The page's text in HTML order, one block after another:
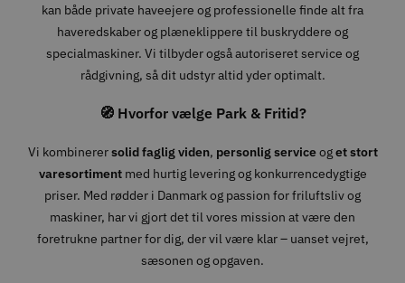
kan både private haveejere og professionelle finde alt fra
haveredskaber og plæneklippere til buskryddere og
specialmaskiner. Vi tilbyder også autoriseret service og
rådgivning, så dit udstyr altid yder optimalt.
🧭 Hvorfor vælge Park & Fritid?
Vi kombinerersolid faglig viden, personlig serviceoget stort
varesortimentmed hurtig levering og konkurrencedygtige
priser. Med rødder i Danmark og passion for friluftsliv og
maskiner, har vi gjort det til vores mission at være den
foretrukne partner for dig, der vil være klar – uanset vejret,
sæsonen og opgaven.